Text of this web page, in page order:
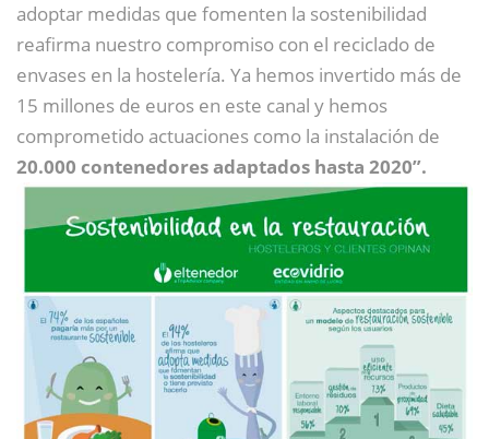
adoptar medidas que fomenten la sostenibilidad
reafirma nuestro compromiso con el reciclado de
envases en la hostelería. Ya hemos invertido más de
15 millones de euros en este canal y hemos
comprometido actuaciones como la instalación de
20.000 contenedores adaptados hasta 2020”.